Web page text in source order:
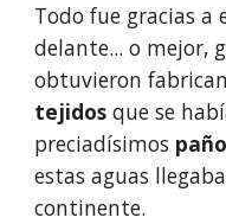
Todo fue gracias a
delante... o mejor,
obtuvieron
tejidos que se
preciadísimos
estas aguas
continente.